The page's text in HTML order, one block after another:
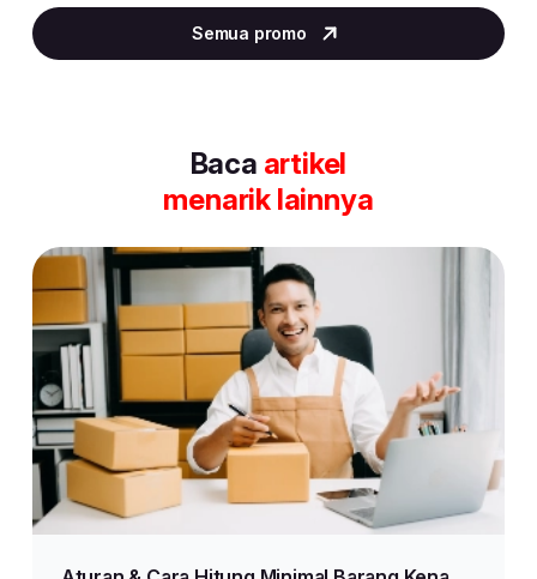
2
of
Semua promo
Baca artikel
menarik lainnya